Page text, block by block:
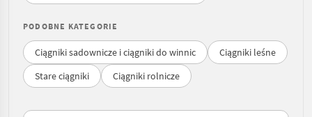
PODOBNE KATEGORIE
Ciągniki sadownicze i ciągniki do winnic
Ciągniki leśne
Stare ciągniki
Ciągniki rolnicze